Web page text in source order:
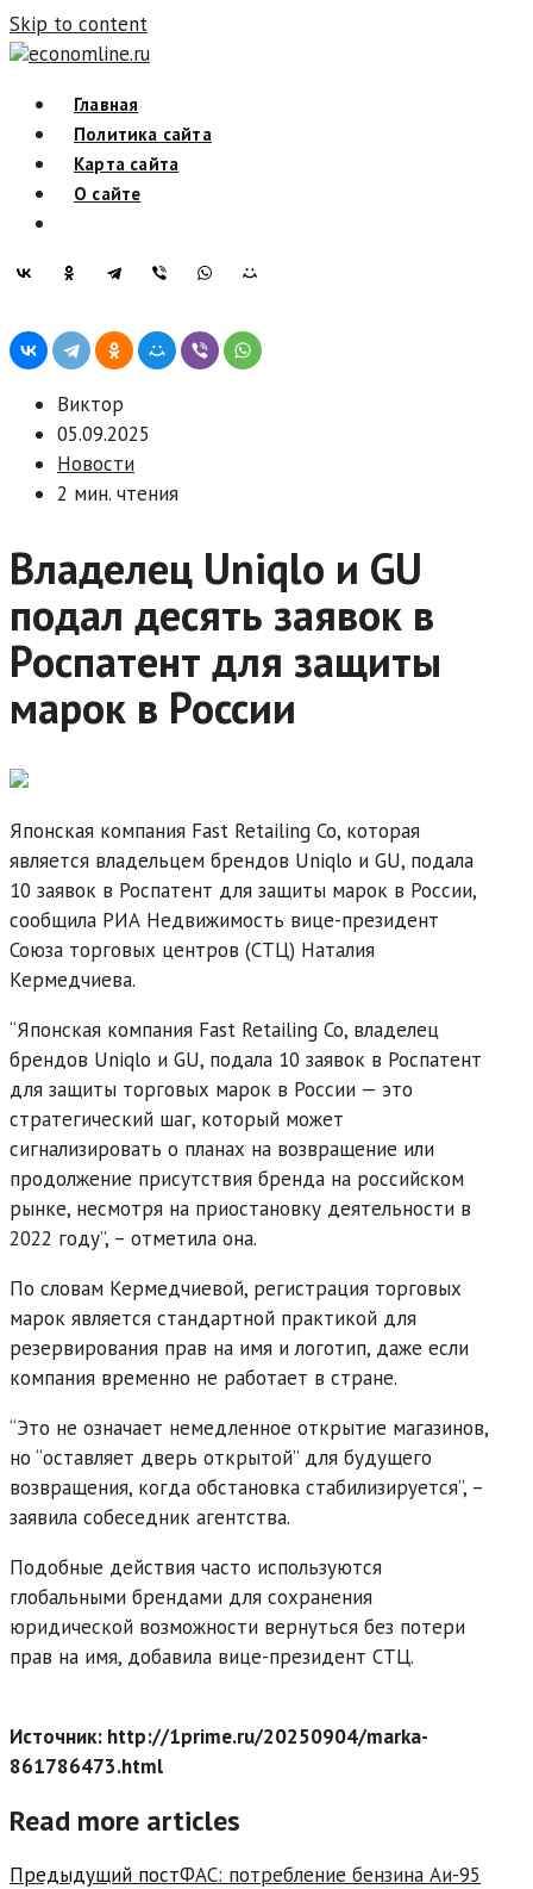
Skip to content
economline.ru
Главная
Политика сайта
Карта сайта
О сайте
Виктор
05.09.2025
Новости
2 мин. чтения
Владелец Uniqlo и GU
подал десять заявок в
Роспатент для защиты
марок в России
Японская компания Fast Retailing Co, которая
является владельцем брендов Uniqlo и GU, подала
10 заявок в Роспатент для защиты марок в России,
сообщила РИА Недвижимость вице-президент
Союза торговых центров (СТЦ) Наталия
Кермедчиева.
“Японская компания Fast Retailing Co, владелец
брендов Uniqlo и GU, подала 10 заявок в Роспатент
для защиты торговых марок в России — это
стратегический шаг, который может
сигнализировать о планах на возвращение или
продолжение присутствия бренда на российском
рынке, несмотря на приостановку деятельности в
2022 году”, – отметила она.
По словам Кермедчиевой, регистрация торговых
марок является стандартной практикой для
резервирования прав на имя и логотип, даже если
компания временно не работает в стране.
“Это не означает немедленное открытие магазинов,
но “оставляет дверь открытой” для будущего
возвращения, когда обстановка стабилизируется”, –
заявила собеседник агентства.
Подобные действия часто используются
глобальными брендами для сохранения
юридической возможности вернуться без потери
прав на имя, добавила вице-президент СТЦ.
Источник: http://1prime.ru/20250904/marka-
861786473.html
Read more articles
Предыдущий постФАС: потребление бензина Аи-95